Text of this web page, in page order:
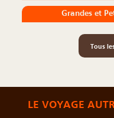
Grandes et
Tous
LE VOYAGE